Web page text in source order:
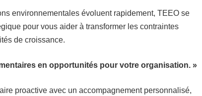
environnementales évoluent rapidement, TEEO se
pour vous aider à transformer les contraintes
de croissance.
en opportunités pourvotre organisation. »
proactive avec un accompagnement personnalisé,